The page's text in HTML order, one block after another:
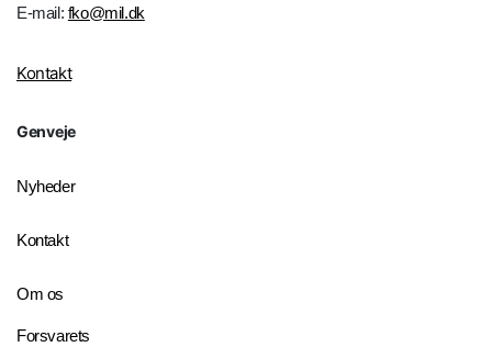
E-mail: fko@mil.dk
Kontakt
Genveje
Nyheder
Kontakt
Om os
Forsvarets